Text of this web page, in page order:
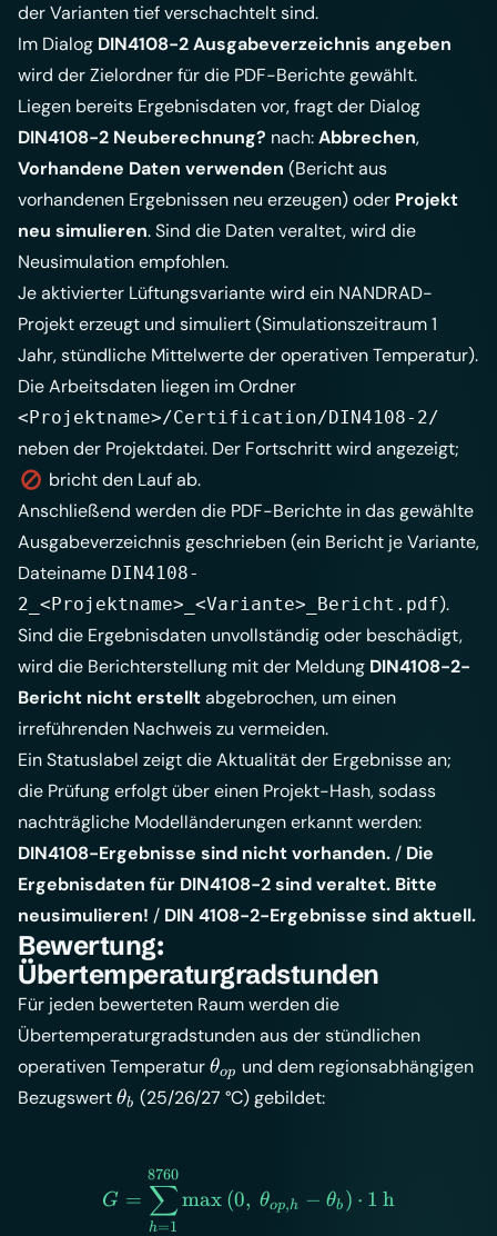
der Varianten tief verschachtelt sind.
Im Dialog DIN4108-2 Ausgabeverzeichnis angeben
wird der Zielordner für die PDF-Berichte gewählt.
Liegen bereits Ergebnisdaten vor, fragt der Dialog
DIN4108-2 Neuberechnung? nach:Abbrechen,
Vorhandene Daten verwenden (Bericht aus
vorhandenen Ergebnissen neu erzeugen) oder Projekt
neu simulieren. Sind die Daten veraltet, wird die
Neusimulation empfohlen.
Je aktivierter Lüftungsvariante wird ein NANDRAD-
Projekt erzeugt und simuliert (Simulationszeitraum 1
Jahr, stündliche Mittelwerte der operativen Temperatur).
Die Arbeitsdaten liegen im Ordner
<Projektname>/Certification/DIN4108-2/
neben der Projektdatei. Der Fortschritt wird angezeigt;
bricht den Lauf ab.
Anschließend werden die PDF-Berichte in das gewählte
Ausgabeverzeichnis geschrieben (ein Bericht je Variante,
Dateiname DIN4108-
2_<Projektname>_<Variante>_Bericht.pdf).
Sind die Ergebnisdaten unvollständig oder beschädigt,
wird die Berichterstellung mit der Meldung DIN4108-2-
Bericht nicht erstelltabgebrochen, um einen
irreführenden Nachweis zu vermeiden.
Ein Statuslabel zeigt die Aktualität der Ergebnisse an;
die Prüfung erfolgt über einen Projekt-Hash, sodass
nachträgliche Modelländerungen erkannt werden:
DIN4108-Ergebnisse sind nicht vorhanden. / Die
Ergebnisdaten für DIN4108-2 sind veraltet. Bitte
neusimulieren! / DIN 4108-2-Ergebnisse sind aktuell.
Bewertung:
Übertemperaturgradstunden
Für jeden bewerteten Raum werden die
Übertemperaturgradstunden aus der stündlichen
operativen Temperatur\theta_{op}
θop und dem regionsabhängigen
Bezugswert\theta_{b}
θb (25/26/27 °C) gebildet:
G =
h=1
∑
8760
max (0, θop,h − θb ) ⋅ 1 h